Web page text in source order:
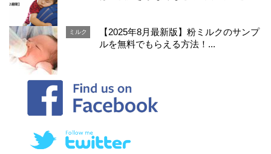
ミルク
【2025年8月最新版】粉ミルクのサンプ
ルを無料でもらえる方法！...